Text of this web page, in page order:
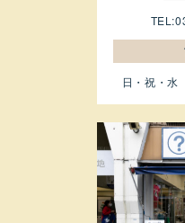
日・祝・水